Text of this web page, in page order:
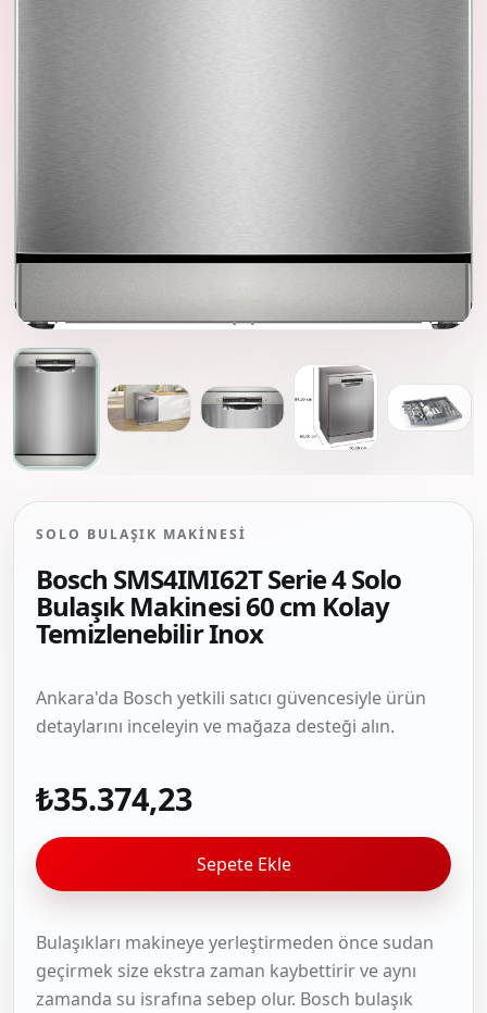
SOLO BULAŞIK MAKINESI
Bosch SMS4IMI62T Serie 4 Solo
Bulaşık Makinesi 60 cm Kolay
Temizlenebilir Inox
Ankara'da Bosch yetkili satıcı güvencesiyle ürün
detaylarını inceleyin ve mağaza desteği alın.
₺35.374,23
Sepete Ekle
Bulaşıkları makineye yerleştirmeden önce sudan
geçirmek size ekstra zaman kaybettirir ve aynı
zamanda su israfına sebep olur. Bosch bulaşık